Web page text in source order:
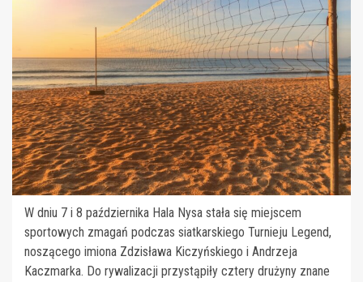
W dniu 7 i 8 października Hala Nysa stała się miejscem
sportowych zmagań podczas siatkarskiego Turnieju Legend,
noszącego imiona Zdzisława Kiczyńskiego i Andrzeja
Kaczmarka. Do rywalizacji przystąpiły cztery drużyny znane